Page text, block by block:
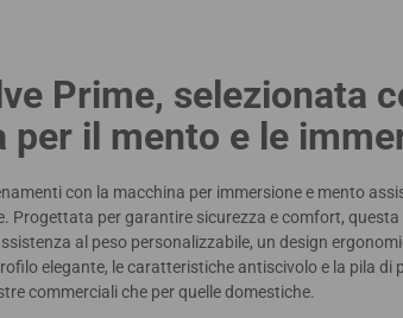
Prime, selezionata
per il mento e le
con la macchina per immersione e mento
Progettata per garantire sicurezza e comfort,
al peso personalizzabile, un design
elegante, le caratteristiche antiscivolo e la pila di
commerciali che per quelle domestiche.